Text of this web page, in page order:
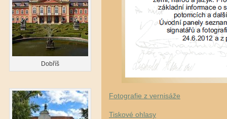
Dobříš
Fotografie z vernisáže
Tiskové ohlasy